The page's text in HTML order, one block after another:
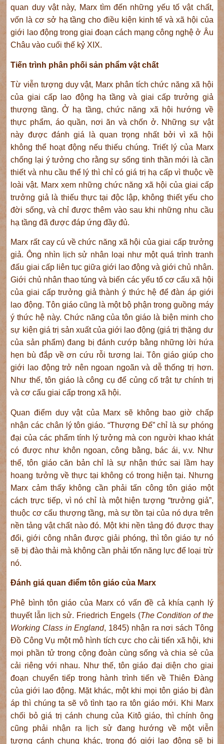
quan duy vật này, Marx tìm đến những yếu tố vật chất,
vốn là cơ sở hạ tầng cho điều kiện kinh tế và xã hội của
giới lao động trong giai đoạn cách mạng công nghệ ở Âu
Châu vào cuối thế kỷ XIX.
Tiến trình phân phối sản phẩm vật chất
Từ viễn tượng duy vật, Marx phân tích chức năng xã hội
của giai cấp lao động hạ tầng và giai cấp trưởng giả
thượng tầng. Ở hạ tầng, chức năng xã hội hướng về
thực phẩm, áo quần, nơi ăn và chốn ở. Những sự vật
này được đánh giá là quan trọng nhất bởi vì xã hội
không thể hoạt động nếu thiếu chúng. Triết lý của Marx
chống lại ý tưởng cho rằng sự sống tinh thần mới là cần
thiết và nhu cầu thể lý thì chỉ có giá trị hạ cấp vì thuộc về
loài vật. Marx xem những chức năng xã hội của giai cấp
trưởng giả là thiếu thực tại độc lập, không thiết yếu cho
đời sống, và chỉ được thêm vào sau khi những nhu cầu
hạ tầng đã được đáp ứng đầy đủ.
Marx rất cay cú về chức năng xã hội của giai cấp trưởng
giả. Ông nhìn lịch sử nhân loại như một quá trình tranh
đấu giai cấp liên tục giữa giới lao động và giới chủ nhân.
Giới chủ nhân thao túng và biến các yếu tố cơ cấu xã hội
của giai cấp trưởng giả thành ý thức hệ để đàn áp giới
lao động. Tôn giáo cũng là một bộ phận trong guồng máy
ý thức hệ này. Chức năng của tôn giáo là biện minh cho
sự kiện giá trị sản xuất của giới lao động (giá trị thặng dư
của sản phẩm) đang bị đánh cướp bằng những lời hứa
hẹn bù đắp về ơn cứu rỗi tương lai. Tôn giáo giúp cho
giới lao động trở nên ngoan ngoãn và dễ thống trị hơn.
Như thế, tôn giáo là công cụ để củng cố trật tự chính trị
và cơ cấu giai cấp trong xã hội.
Quan điểm duy vật của Marx sẽ không bao giờ chấp
nhận các chân lý tôn giáo. “Thượng Đế” chỉ là sự phóng
đại của các phẩm tính lý tưởng mà con người khao khát
có được như khôn ngoan, công bằng, bác ái, v.v. Như
thế, tôn giáo căn bản chỉ là sự nhận thức sai lầm hay
hoang tưởng về thực tại không có trong hiện tại. Nhưng
Marx cảm thấy không cần phải tấn công tôn giáo một
cách trực tiếp, vì nó chỉ là một hiện tượng “trưởng giả”,
thuộc cơ cấu thượng tầng, mà sự tồn tại của nó dựa trên
nền tảng vật chất nào đó. Một khi nền tảng đó được thay
đổi, giới công nhân được giải phóng, thì tôn giáo tự nó
sẽ bị đào thải mà không cần phải tốn năng lực để loại trừ
nó.
Đánh giá quan điểm tôn giáo của Marx
Phê bình tôn giáo của Marx có vấn đề cả khía cạnh lý
thuyết lẫn lịch sử. Friedrich Engels (The Condition of the
Working Class in England, 1845) nhận ra nơi sách Tông
Đồ Công Vụ một mô hình tích cực cho cải tiến xã hội, khi
mọi phần tử trong cộng đoàn cùng sống và chia sẻ của
cải riêng với nhau. Như thế, tôn giáo đại diện cho giai
đoạn chuyển tiếp trong hành trình tiến về Thiên Đàng
của giới lao động. Mặt khác, một khi mọi tôn giáo bị đàn
áp thì chúng ta sẽ vô tình tạo ra tôn giáo mới. Khi Marx
chối bỏ giá trị cánh chung của Kitô giáo, thì chính ông
cũng phải nhận ra lịch sử đang hướng về một viễn
tượng cánh chung khác, trong đó giới lao động sẽ bị